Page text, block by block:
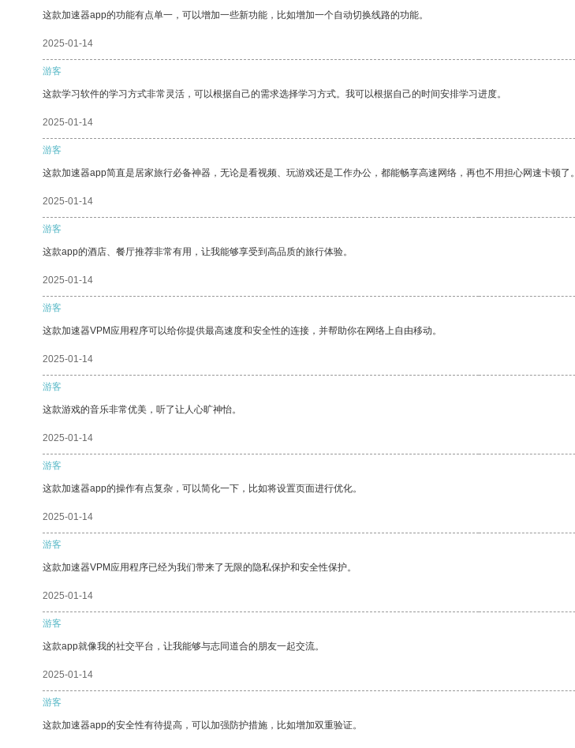
这款加速器app的功能有点单一，可以增加一些新功能，比如增加一个自动切换线路的功能。
2025-01-14
游客
这款学习软件的学习方式非常灵活，可以根据自己的需求选择学习方式。我可以根据自己的时间安排学习进度。
2025-01-14
游客
这款加速器app简直是居家旅行必备神器，无论是看视频、玩游戏还是工作办公，都能畅享高速网络，再也不用担心网速卡顿了。
2025-01-14
游客
这款app的酒店、餐厅推荐非常有用，让我能够享受到高品质的旅行体验。
2025-01-14
游客
这款加速器VPM应用程序可以给你提供最高速度和安全性的连接，并帮助你在网络上自由移动。
2025-01-14
游客
这款游戏的音乐非常优美，听了让人心旷神怡。
2025-01-14
游客
这款加速器app的操作有点复杂，可以简化一下，比如将设置页面进行优化。
2025-01-14
游客
这款加速器VPM应用程序已经为我们带来了无限的隐私保护和安全性保护。
2025-01-14
游客
这款app就像我的社交平台，让我能够与志同道合的朋友一起交流。
2025-01-14
游客
这款加速器app的安全性有待提高，可以加强防护措施，比如增加双重验证。